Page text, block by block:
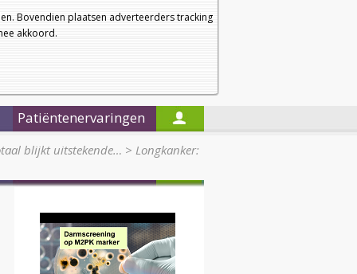
Bovendien plaatsen adverteerders tracking
akkoord.
a
a
Nieuwsbrief
Startpagina
Patiëntenervaringen
blijkt uitstekende… > Longkanker: